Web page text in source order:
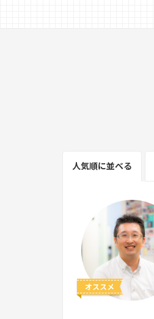
人気順に並べる
オススメ